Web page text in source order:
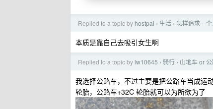
Replied to a topic by hostpai › 生活 › 怎样追求一个
本质是靠自己去吸引女生啊
Replied to a topic by lw10645 › 骑行 › 山地车 or 公
我选择公路车，不过主要是把公路车当成运
轮胎，公路车+32C 轮胎就可以为所欲为了